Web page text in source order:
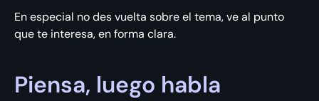
En especial no des vuelta sobre el tema, ve al punto
que te interesa, en forma clara.
Piensa, luego habla